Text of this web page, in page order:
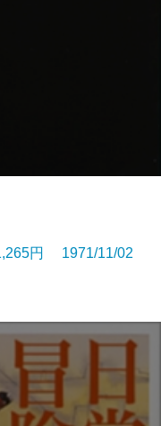
円 1971/11/02